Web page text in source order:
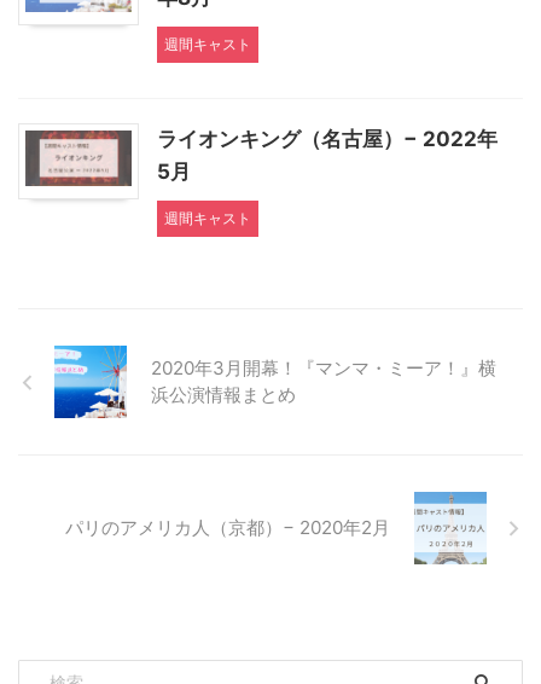
週間キャスト
ライオンキング（名古屋）− 2022年
5月
週間キャスト
2020年3月開幕！『マンマ・ミーア！』横
浜公演情報まとめ
パリのアメリカ人（京都）− 2020年2月